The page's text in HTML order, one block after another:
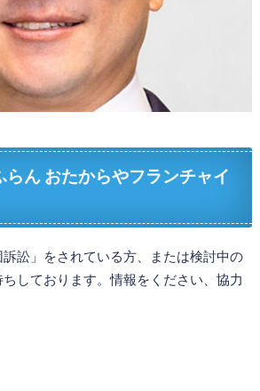
らん おたからやフランチャイ
訟」をされている方、または検討中の
しております。情報をください、協力